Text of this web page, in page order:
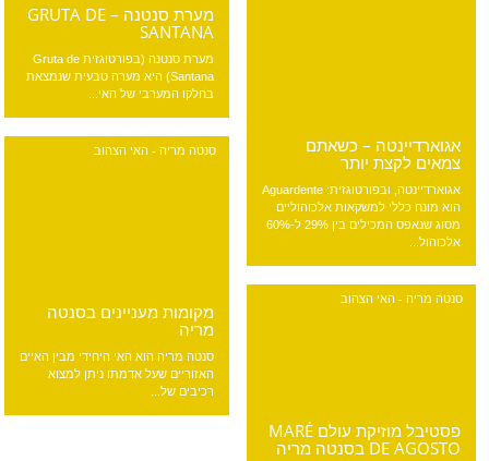
מערת סנטנה – GRUTA DE
SANTANA
מערת סנטנה (בפורטוגזית Gruta de
Santana) היא מערה טבעית שנמצאת
בחלקו המערבי של האי...
אגוארדיינטה – כשאתם
צמאים לקצת יותר
אגוארדיינטה, ובפורטוגזית: Aguardente
הוא מונח כללי למשקאות אלכוהוליים
מסוג שנאפס המכילים בין 29% ל-60%
אלכוהול...
סנטה מריה - האי הצהוב
מקומות מעניינים בסנטה
מריה
סנטה מריה הוא האי היחידי מבין האיים
האזוריים שעל אדמתו ניתן למצוא
רכיבים של...
סנטה מריה - האי הצהוב
פסטיבל מוזיקת עולם MARÉ
DE AGOSTO בסנטה מריה